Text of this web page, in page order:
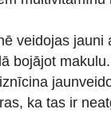
veidojas jauni
bojājot
ka tas ir